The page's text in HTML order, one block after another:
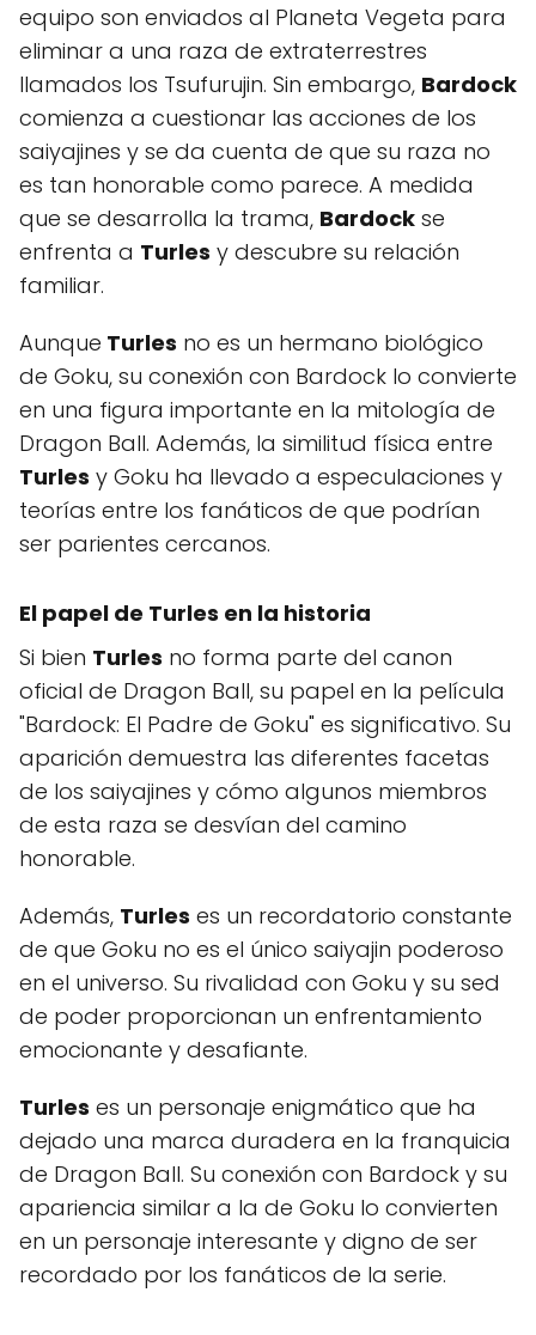
equipo son enviados al Planeta Vegeta para
eliminar a una raza de extraterrestres
llamados los Tsufurujin. Sin embargo, Bardock
comienza a cuestionar las acciones de los
saiyajines y se da cuenta de que su raza no
es tan honorable como parece. A medida
que se desarrolla la trama, Bardock se
enfrenta a Turles y descubre su relación
familiar.
Aunque Turles no es un hermano biológico
de Goku, su conexión con Bardock lo convierte
en una figura importante en la mitología de
Dragon Ball. Además, la similitud física entre
Turles y Goku ha llevado a especulaciones y
teorías entre los fanáticos de que podrían
ser parientes cercanos.
El papel de Turles en la historia
Si bien Turles no forma parte del canon
oficial de Dragon Ball, su papel en la película
"Bardock: El Padre de Goku" es significativo. Su
aparición demuestra las diferentes facetas
de los saiyajines y cómo algunos miembros
de esta raza se desvían del camino
honorable.
Además, Turles es un recordatorio constante
de que Goku no es el único saiyajin poderoso
en el universo. Su rivalidad con Goku y su sed
de poder proporcionan un enfrentamiento
emocionante y desafiante.
Turles es un personaje enigmático que ha
dejado una marca duradera en la franquicia
de Dragon Ball. Su conexión con Bardock y su
apariencia similar a la de Goku lo convierten
en un personaje interesante y digno de ser
recordado por los fanáticos de la serie.